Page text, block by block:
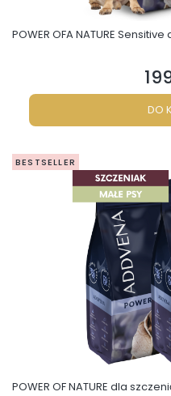
POWER OFA NATURE
DO
BESTSELLER
POWER OF NATURE dla